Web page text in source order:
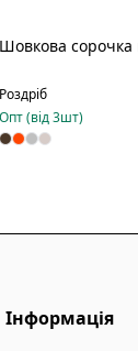
Шовкова сорочка
Роздріб
Опт (від3шт)
Інформація